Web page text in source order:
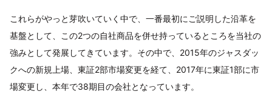
これらがやっと芽吹いていく中で、一番最初にご説明した沿革を
基盤として、この2つの自社商品を併せ持っているところを当社の
強みとして発展してきています。その中で、2015年のジャスダッ
クへの新規上場、東証2部市場変更を経て、2017年に東証1部に市
場変更し、本年で38期目の会社となっています。